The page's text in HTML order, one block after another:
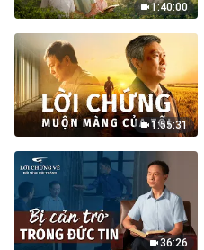
1:40:00
1:55:31
36:26